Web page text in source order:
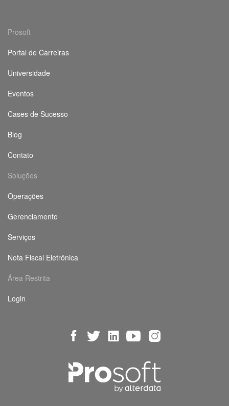
Prosoft
Portal de Carreiras
Universidade
Eventos
Cases de Sucesso
Blog
Contato
Soluções
Operações
Gerenciamento
Serviços
Nota Fiscal Eletrônica
Área Restrita
Login